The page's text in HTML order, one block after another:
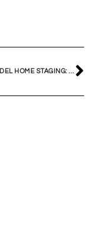
BENEFICIOS DEL HOME STAGING: POR QUÉ TRANSFORMAR TU CASA EN UN PRODUCTO ES LA CLAVE DEL ÉXITO